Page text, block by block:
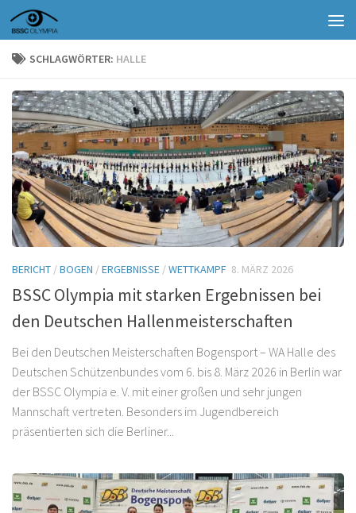
Zum Inhalt springen
SCHLAGWÖRTER: HALLE
BERICHT /BOGEN /ERGEBNISSE /WETTKAMPF 8. MÄRZ 2026
BSSC Olympia mit starken Ergebnissen bei
den Deutschen Hallenmeisterschaften
Bei den Deutschen Meisterschaften Bogensport – WA Halle des
Deutschen Schützenbundes vom 6. bis 8. März 2026 in Berlin war
der BSSC Olympia e. V. mit einer großen und sehr jungen
Mannschaft vertreten. Besonders im Jugendbereich
präsentierten sich die Berliner...